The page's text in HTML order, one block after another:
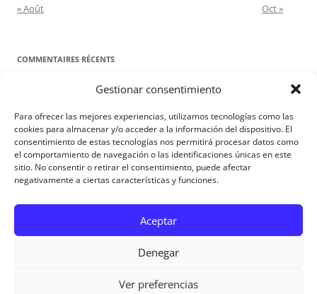
Gestionar consentimiento
Para ofrecer las mejores experiencias, utilizamos tecnologías como las
cookies para almacenar y/o acceder a la información del dispositivo. El
consentimiento de estas tecnologías nos permitirá procesar datos como
el comportamiento de navegación o las identificaciones únicas en este
sitio. No consentir o retirar el consentimiento, puede afectar
negativamente a ciertas características y funciones.
Aceptar
Denegar
Ver preferencias
« Août
Oct »
COMMENTAIRES RÉCENTS
Proyecto Amor ConyugaldansContre toute attente. Commentaire
pour les époux : Luc 12, 8-12
Manuel MirallesdansContre toute attente. Commentaire pour les
époux : Luc 12, 8-12